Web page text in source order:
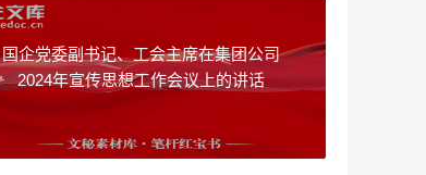
国企党委副书记、工会主席在集团公司
2024年宣传思想工作会议上的讲话